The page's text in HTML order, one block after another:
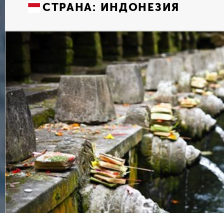
СТРАНА: ИНДОНЕЗИЯ